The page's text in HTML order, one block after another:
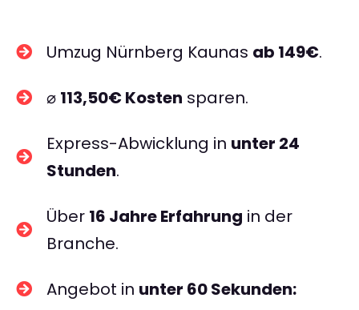
Umzug Nürnberg Kaunas ab 149€.
⌀ 113,50€ Kosten sparen.
Express-Abwicklung in unter 24
Stunden.
Über 16 Jahre Erfahrung in der
Branche.
Angebot in unter 60 Sekunden: